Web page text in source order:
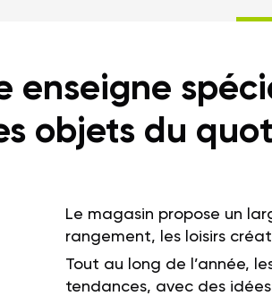
enseigne
objets du
Le magasin propose un
rangement, les loisirs
Tout au long de l’année,
tendances, avec des idées